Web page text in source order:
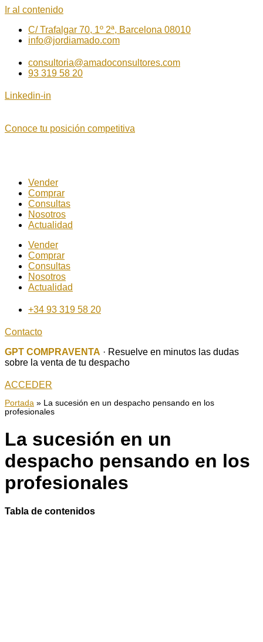
Ir al contenido
C/ Trafalgar 70, 1º 2ª, Barcelona 08010
info@jordiamado.com
consultoria@amadoconsultores.com
93 319 58 20
Linkedin-in
Conoce tu posición competitiva
Vender
Comprar
Consultas
Nosotros
Actualidad
Vender
Comprar
Consultas
Nosotros
Actualidad
+34 93 319 58 20
Contacto
GPT COMPRAVENTA · Resuelve en minutos las dudas
sobre la venta de tu despacho
ACCEDER
Portada » La sucesión en un despacho pensando en los
profesionales
La sucesión en un
despacho pensando en los
profesionales
Tabla de contenidos